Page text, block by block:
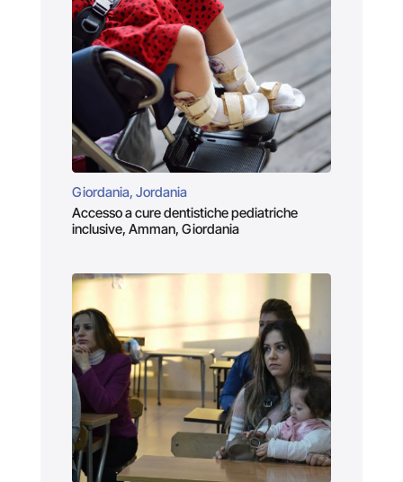
Accesso a cure dentistiche pediatriche
inclusive, Amman, Giordania
Giordania, Jordania